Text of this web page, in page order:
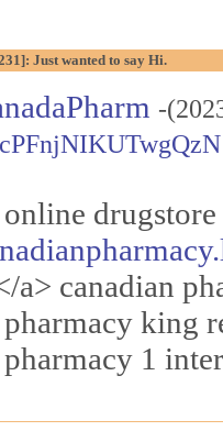
Just wanted to say Hi.
-
online
a> canadian
pharmacy king
1